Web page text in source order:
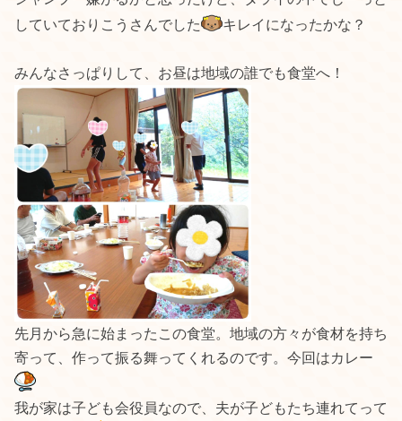
していておりこうさんでした
キレイになったかな？
みんなさっぱりして、お昼は地域の誰でも食堂へ！
先月から急に始まったこの食堂。地域の方々が食材を持ち
寄って、作って振る舞ってくれるのです。今回はカレー
我が家は子ども会役員なので、夫が子どもたち連れてって